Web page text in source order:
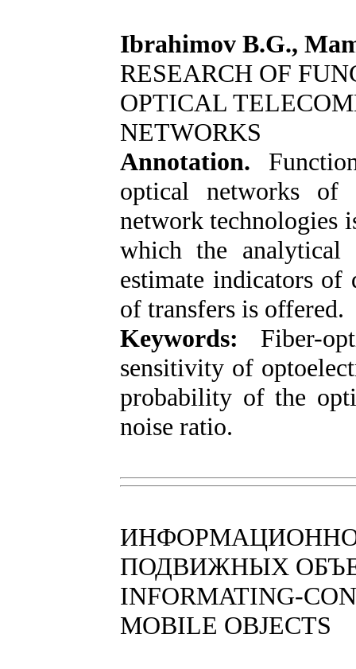
Ibrahimov B.G.,
RESEARCH OF
OPTICAL
NETWORKS
Annotation.
optical networks of
network technologies
which the analytical
estimate indicators
of transfers is offered.
Keywords: Fiber-
sensitivity of
probability of the
noise ratio.
ПОДВИЖНЫХ
INFORMATING-
MOBILE OBJECTS